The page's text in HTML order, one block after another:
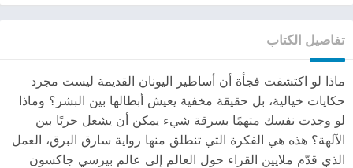
تفاصيل الكتاب
ماذا لو اكتشفت فجأة أن أساطير اليونان القديمة ليست مجرد
حكايات خيالية، بل حقيقة مخفية يعيش أبطالها بين البشر؟ وماذا
لو وجدت نفسك متهمًا بسرقة شيء يمكن أن يشعل حربًا بين
الآلهة؟ هذه هي الفكرة التي تنطلق منها رواية سارق البرق، العمل
الذي قدّم ملايين القراء حول العالم إلى عالم بيرسي جاكسون